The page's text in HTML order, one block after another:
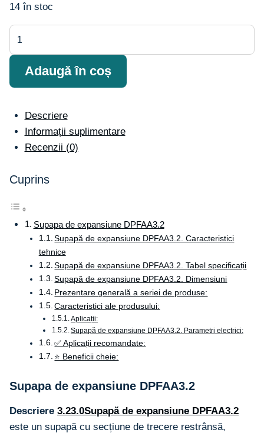
14 în stoc
expansiune
Adaugă în coș
Descriere
Informații suplimentare
Recenzii (0)
Cuprins
Supapa de expansiune DPFAA3.2
Supapă de expansiune DPFAA3.2. Caracteristici
tehnice
Supapă de expansiune DPFAA3.2. Tabel specificații
Supapă de expansiune DPFAA3.2. Dimensiuni
Prezentare generală a seriei de produse:
Caracteristici ale produsului:
Aplicații:
Supapă de expansiune DPFAA3.2. Parametri electrici:
✅ Aplicații recomandate:
⭐ Beneficii cheie:
Supapa de expansiune DPFAA3.2
Descriere 3.23.0Supapă de expansiune DPFAA3.2
este un supapă cu secțiune de trecere restrânsă,